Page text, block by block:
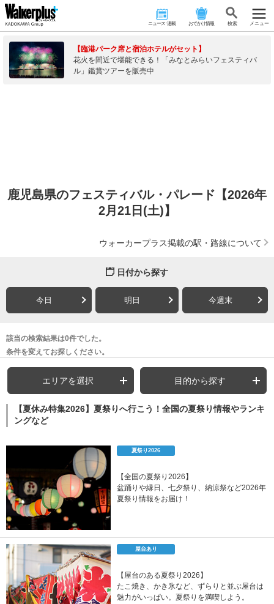
ニュース･連載 おでかけ情報 検 索 メニュー
【臨港パーク席と宿泊ホテルがセット】
花火を間近で堪能できる！「みなとみらいフェスティバ
ル」鑑賞ツアーを販売中
鹿児島県のフェスティバル・パレード【2026年
2月21日(土)】
ウォーカープラス掲載の駅・路線について
日付から探す
今日 明日 今週末
該当の検索結果は0件でした。
条件を変えてお探しください。
エリアを選択 目的から探す
【夏休み特集2026】夏祭りへ行こう！全国の夏祭り情報やランキ
ングなど
夏祭り2026
【全国の夏祭り2026】
盆踊りや縁日、七夕祭り、納涼祭など2026年
夏祭り情報をお届け！
屋台あり
【屋台のある夏祭り2026】
たこ焼き、かき氷など、ずらりと並ぶ屋台は
魅力がいっぱい。夏祭りを満喫しよう。